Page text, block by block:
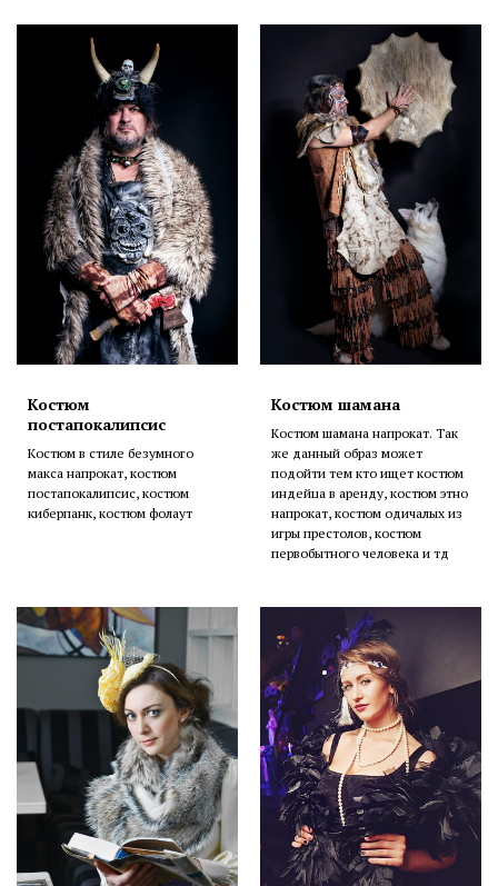
Костюм
постапокалипсис
Костюм в стиле безумного
макса напрокат, костюм
постапокалипсис, костюм
киберпанк, костюм фолаут
Костюм шамана
Костюм шамана напрокат. Так
же данный образ может
подойти тем кто ищет костюм
индейца в аренду, костюм этно
напрокат, костюм одичалых из
игры престолов, костюм
первобытного человека и тд